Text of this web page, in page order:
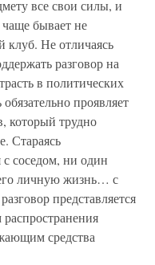
все свои силы, и
бывает не
клуб. Не отличаясь
разговор на
в политических
проявляет
который трудно
Стараясь
соседом, ни один
личную жизнь… с
представляется
средства